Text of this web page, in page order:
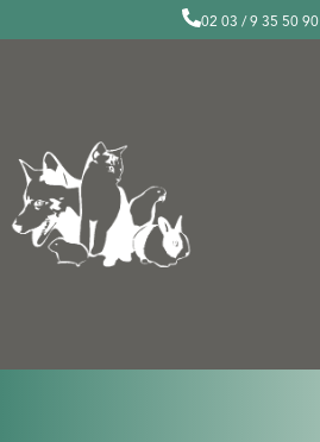
02 03 / 9 35 50 90